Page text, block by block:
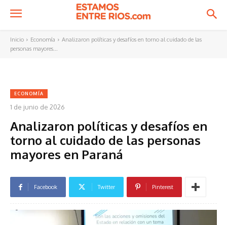
Inicio Economía
Analizaron políticas y desafíos en torno al cuidado de las
personas mayores...
ECONOMÍA
1 de junio de 2026
Analizaron políticas y desafíos en
torno al cuidado de las personas
mayores en Paraná
Facebook Twitter Pinterest